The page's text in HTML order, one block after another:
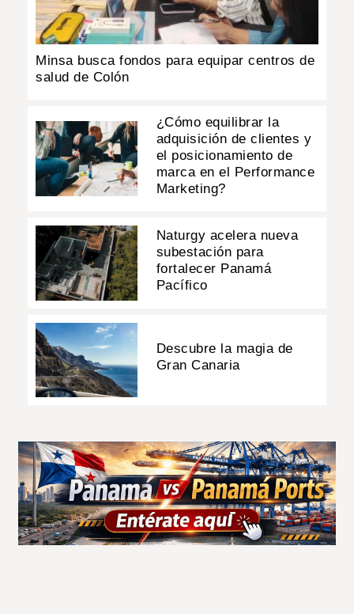
Minsa busca fondos para equipar centros de
salud de Colón
¿Cómo equilibrar la
adquisición de clientes y
el posicionamiento de
marca en el Performance
Marketing?
Naturgy acelera nueva
subestación para
fortalecer Panamá
Pacífico
Descubre la magia de
Gran Canaria